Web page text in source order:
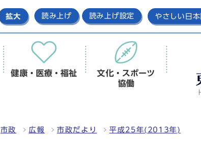
拡大 読み上げ 読み上げ設定 やさしい日本
健康・医療・福祉
文化・スポーツ
協働
市政 広報 市政だより 平成25年(2013年)